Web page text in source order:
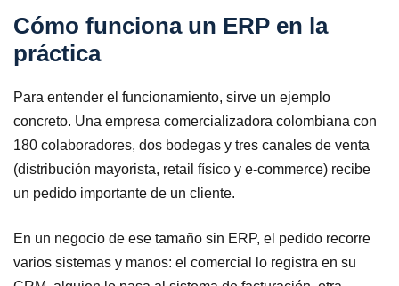
Cómo funciona un ERP en la
práctica
Para entender el funcionamiento, sirve un ejemplo
concreto. Una empresa comercializadora colombiana con
180 colaboradores, dos bodegas y tres canales de venta
(distribución mayorista, retail físico y e-commerce) recibe
un pedido importante de un cliente.
En un negocio de ese tamaño sin ERP, el pedido recorre
varios sistemas y manos: el comercial lo registra en su